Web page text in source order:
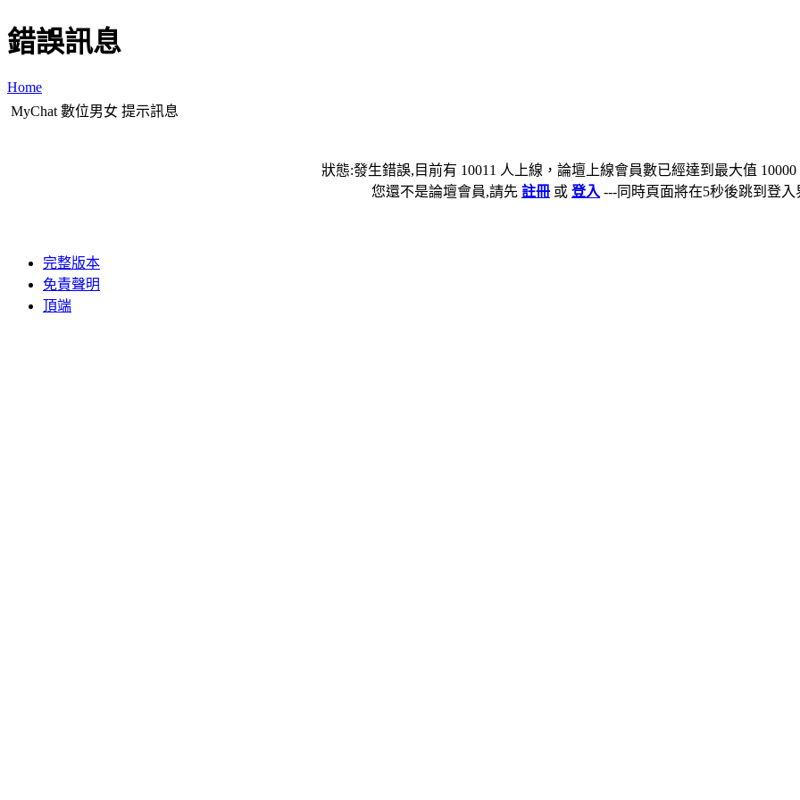
錯誤訊息
Home
MyChat 數位男女 提示訊息
狀態:發生錯誤,目前有 10011 人上線，論壇上線會員數已經達到最大值
您還不是論壇會員,請先 註冊 或 登入 ---同時頁面將在5秒後跳到登入
完整版本
免責聲明
頂端